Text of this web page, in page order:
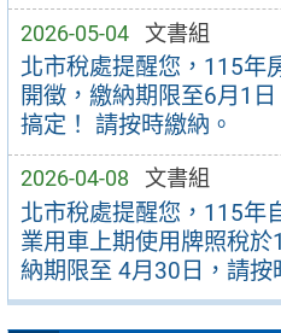
2026-05-04 文書組
北市稅處提醒您，115年
開徵，繳納期限至6月1
搞定！ 請按時繳納。
2026-04-08 文書組
北市稅處提醒您，115年
業用車上期使用牌照稅
納期限至 4月30日，請按